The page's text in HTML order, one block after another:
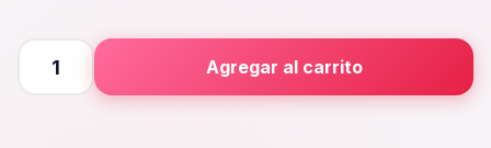
Placa Principal
cantidad
Agregar al carrito